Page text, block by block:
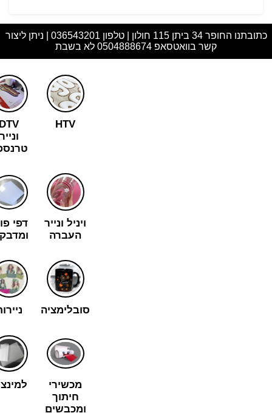
כתובתנו החופר 34 ביתן 115 חולון | טלפון 036543201 | ניתן ליצור
קשר בוואטסאפ 0504888674 לא בשבת
HTV
ויניל ונייר
העברה
דפי
סובלימציה
מכשירי
חיתוך
ומכבשים